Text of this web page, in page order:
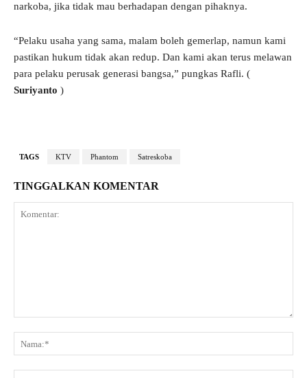
narkoba, jika tidak mau berhadapan dengan pihaknya.
“Pelaku usaha yang sama, malam boleh gemerlap, namun kami
pastikan hukum tidak akan redup. Dan kami akan terus melawan
para pelaku perusak generasi bangsa,” pungkas Rafli. (
Suriyanto )
TAGS KTV Phantom Satreskoba
TINGGALKAN KOMENTAR